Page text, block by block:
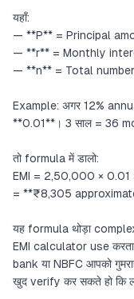
यहाँ:
— **P** = Principal
— **r** = Monthly
— **n** = Total
Example: अगर 12%
**0.01**। 3 साल = 36
तो formula में डालो:
EMI = 2,50,000 × 0.01 ×
= **₹8,305
यह formula थोड़ा
EMI calculator use
bank या NBFC आपको
खुद verify कर सकते हो कि